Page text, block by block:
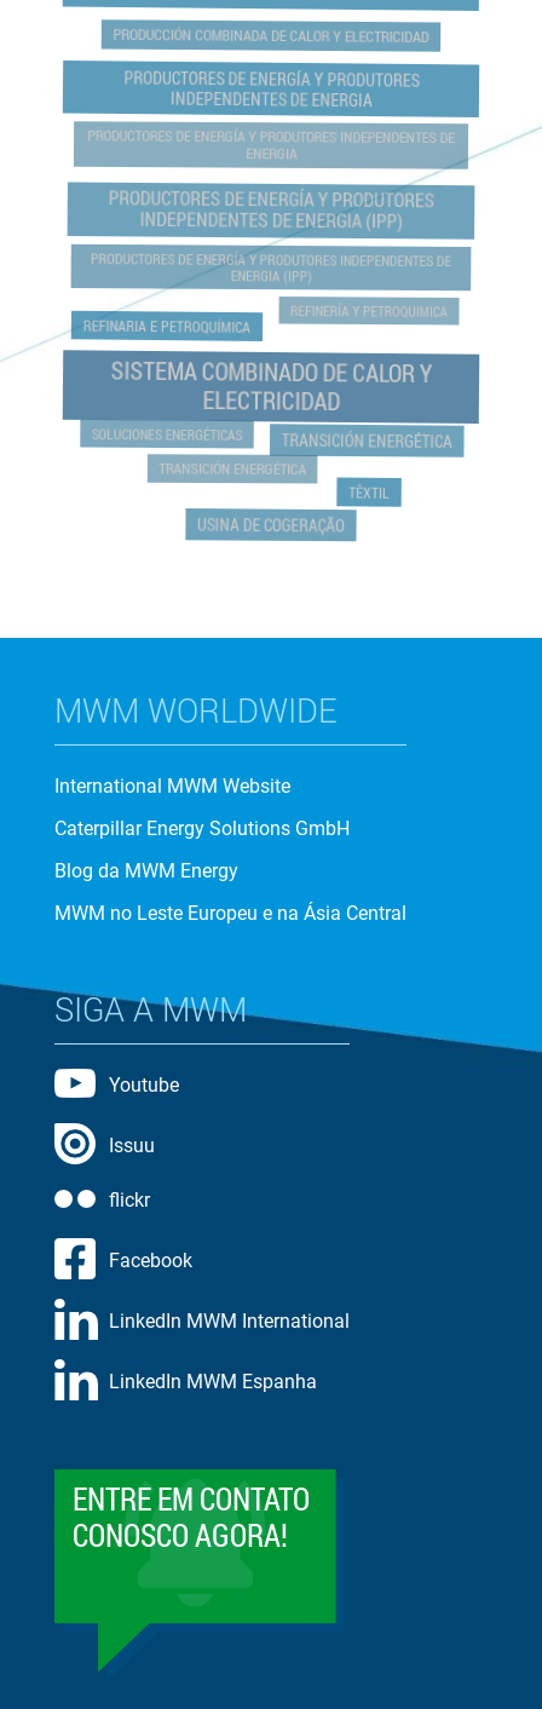
PRODUCCIÓN COMBINADA DE CALOR Y ELECTRICIDAD
PRODUCTORES DE ENERGÍA Y PRODUTORES
INDEPENDENTES DE ENERGIA
PRODUCTORES DE ENERGÍA Y PRODUTORES INDEPENDENTES DE
ENERGIA
PRODUCTORES DE ENERGÍA Y PRODUTORES
INDEPENDENTES DE ENERGIA (IPP)
PRODUCTORES DE ENERGÍA Y PRODUTORES INDEPENDENTES DE
ENERGIA (IPP)
REFINARIA E PETROQUÍMICA
REFINERÍA Y PETROQUIMICA
SISTEMA COMBINADO DE CALOR Y
ELECTRICIDAD
SOLUCIONES ENERGÉTICAS TRANSICIÓN ENERGÉTICA
TRANSICIÓN ENERGÉTICA
TÊXTIL
USINA DE COGERAÇÃO
MWM WORLDWIDE
International MWM Website
Caterpillar Energy Solutions GmbH
Blog da MWM Energy
MWM no Leste Europeu e na Ásia Central
SIGA A MWM
Youtube
Issuu
flickr
Facebook
LinkedIn MWM International
LinkedIn MWM Espanha
ENTRE EM CONTATO
CONOSCO AGORA!